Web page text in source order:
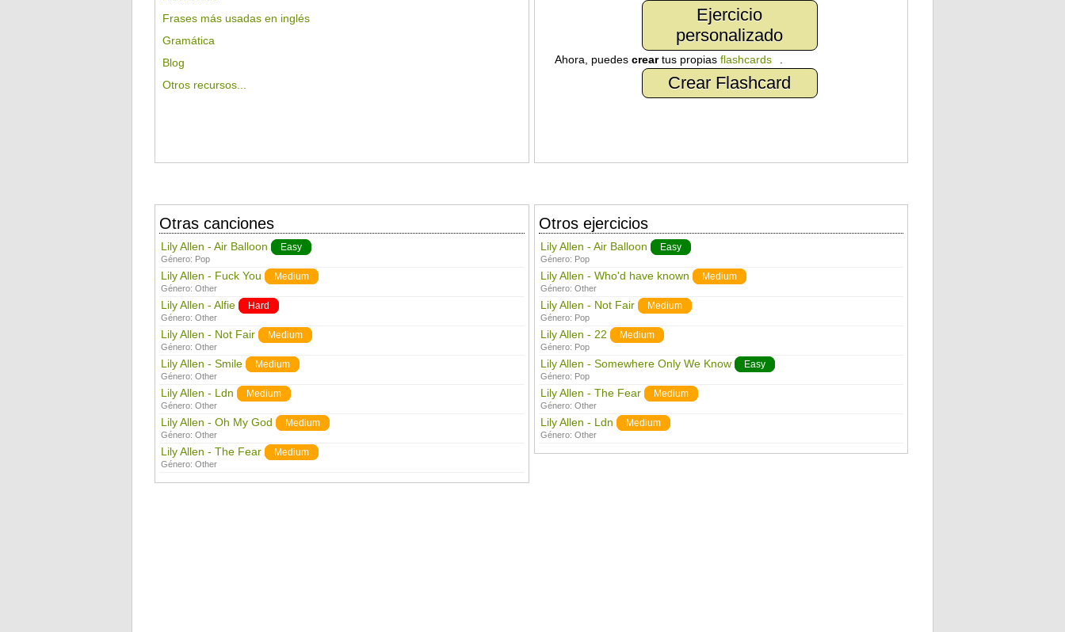
Frases más usadas en inglés
Gramática
Blog
Otros recursos...
Ejercicio
personalizado
Ahora, puedes creartus propias flashcards
Crear Flashcard
Otras canciones
Lily Allen - Air Balloon Easy
Género: Pop
Lily Allen - Fuck You Medium
Género: Other
Lily Allen - Alfie Hard
Género: Other
Lily Allen - Not Fair Medium
Género: Other
Lily Allen - Smile Medium
Género: Other
Lily Allen - Ldn Medium
Género: Other
Lily Allen - Oh My God Medium
Género: Other
Lily Allen - The Fear Medium
Género: Other
Otros ejercicios
Lily Allen - Air Balloon Easy
Género: Pop
Lily Allen - Who'd have known Medium
Género: Other
Lily Allen - Not Fair Medium
Género: Pop
Lily Allen - 22 Medium
Género: Pop
Lily Allen - Somewhere Only We Know Easy
Género: Pop
Lily Allen - The Fear Medium
Género: Other
Lily Allen - Ldn Medium
Género: Other